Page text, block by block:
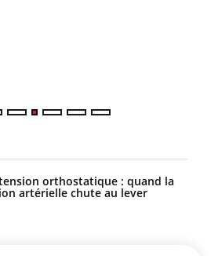
orthostatique : quand la
artérielle chute au lever